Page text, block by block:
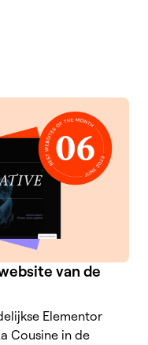
van de
Elementor
Cousine in de